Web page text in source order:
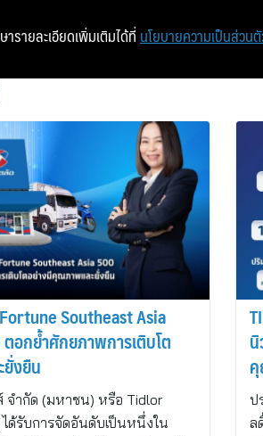
Southeast Asia
อกย้ำศักยภาพการเติบโต
งยืน
จำกัด (มหาชน) หรือ Tidlor
ได้รับการจัดอันดับเป็นหนึ่งใน
ป
ล
รายละเอียดเพิ่มเติมได้ที่ นโยบายความเป็นส่วน